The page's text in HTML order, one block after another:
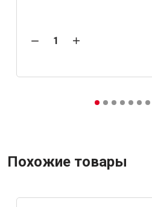
Похожие товары
Всё для